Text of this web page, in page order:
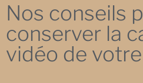
Nos conseils
conserver la
vidéo de